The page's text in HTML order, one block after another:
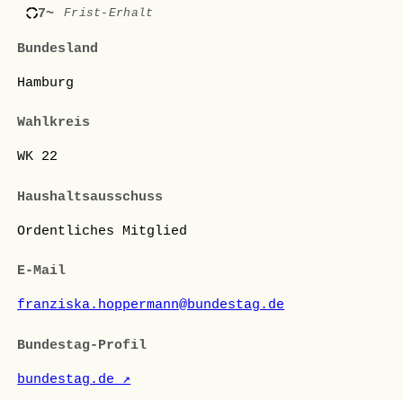
7~ Frist-Erhalt
Bundesland
Hamburg
Wahlkreis
WK 22
Haushaltsausschuss
Ordentliches Mitglied
E-Mail
franziska.hoppermann@bundestag.de
Bundestag-Profil
bundestag.de ↗